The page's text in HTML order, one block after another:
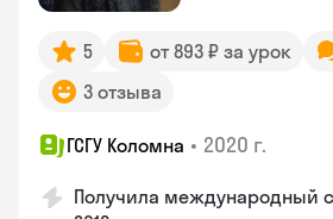
5 от 893 ₽ за урок
3 отзыва
ГСГУ Коломна • 2020 г.
Получила международный